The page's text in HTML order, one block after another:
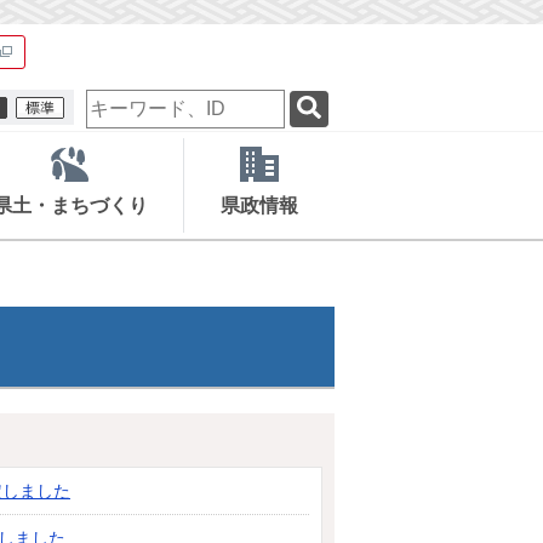
検
索
ー
ー
ド
土・まちづくり 県政情報
ました
ました